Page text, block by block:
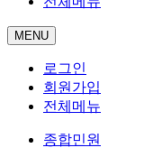
MENU
로그인
회원가입
전체메뉴
종합민원